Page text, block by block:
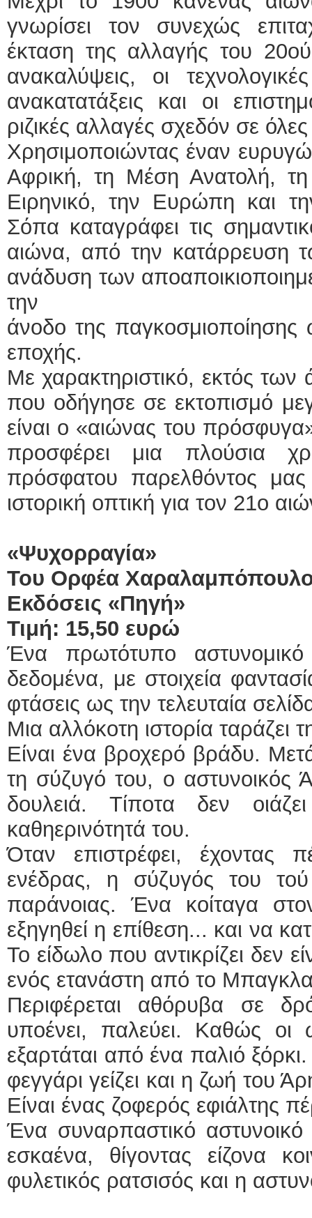
γνωρίσει τον συνεχώς
έκταση της αλλαγής του
ανακαλύψεις, οι
ανακατατάξεις και οι
ριζικές αλλαγές σχεδόν σε
Χρησιμοποιώντας έναν
Αφρική, τη Μέση Ανατολή,
Ειρηνικό, την Ευρώπη και
Σόπα καταγράφει τις
αιώνα, από την κατάρρευση
ανάδυση των
την
άνοδο της
εποχής.
Με χαρακτηριστικό, εκτός των
που οδήγησε σε εκτοπισμό
είναι ο «αιώνας του
προσφέρει μια πλούσια
πρόσφατου παρελθόντος
ιστορική οπτική για τον 21ο
«Ψυχορραγία»
Του Ορφέα
Εκδόσεις «Πηγή»
Τιμή: 15,50 ευρώ
Ένα πρωτότυπο
δεδομένα, με στοιχεία
φτάσεις ως την τελευταία
Μια αλλόκοτη ιστορία ταράζει
Είναι ένα βροχερό βράδυ.
τη σύζυγό του, ο αστυνοικός
δουλειά. Τίποτα δεν
καθηερινότητά του.
Όταν επιστρέφει, έχοντας
ενέδρας, η σύζυγός του τού
παράνοιας. Ένα κοίταγα
εξηγηθεί η επίθεση... και να
Το είδωλο που αντικρίζει δεν
ενός ετανάστη από το
Περιφέρεται αθόρυβα σε
υποένει, παλεύει. Καθώς
εξαρτάται από ένα παλιό
φεγγάρι γείζει και η ζωή του
Είναι ένας ζοφερός εφιάλτης
Ένα συναρπαστικό αστυνοικό
εσκαένα, θίγοντας είζονα
φυλετικός ρατσισός και η